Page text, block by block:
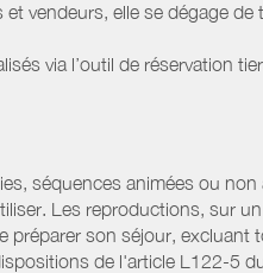
vendeurs, elle se dégage
via l’outil de réservation
séquences animées ou
Les reproductions, sur
son séjour, excluant
de l'article L122-5